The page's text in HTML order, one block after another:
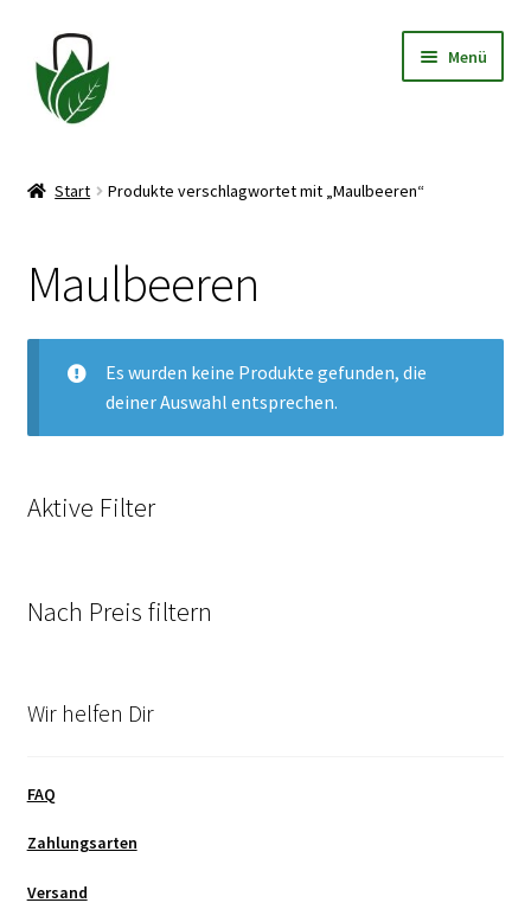
Zur
Navigation
springen
Zum
Inhalt
springen
Menü
Widerrufsbelehrung
Impressum
Start Produkte verschlagwortet mit „Maulbeeren“
Maulbeeren
Es wurden keine Produkte gefunden, die
deiner Auswahl entsprechen.
Aktive Filter
Nach Preis filtern
Wir helfen Dir
FAQ
Zahlungsarten
Versand